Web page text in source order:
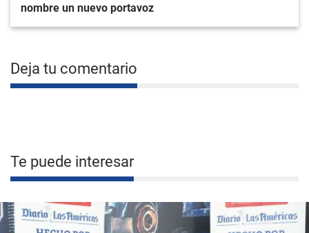
nombre un nuevo portavoz
Deja tu comentario
Te puede interesar